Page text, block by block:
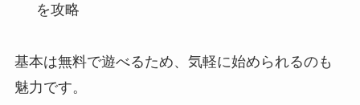
を攻略
基本は無料で遊べるため、気軽に始められるのも
魅力です。